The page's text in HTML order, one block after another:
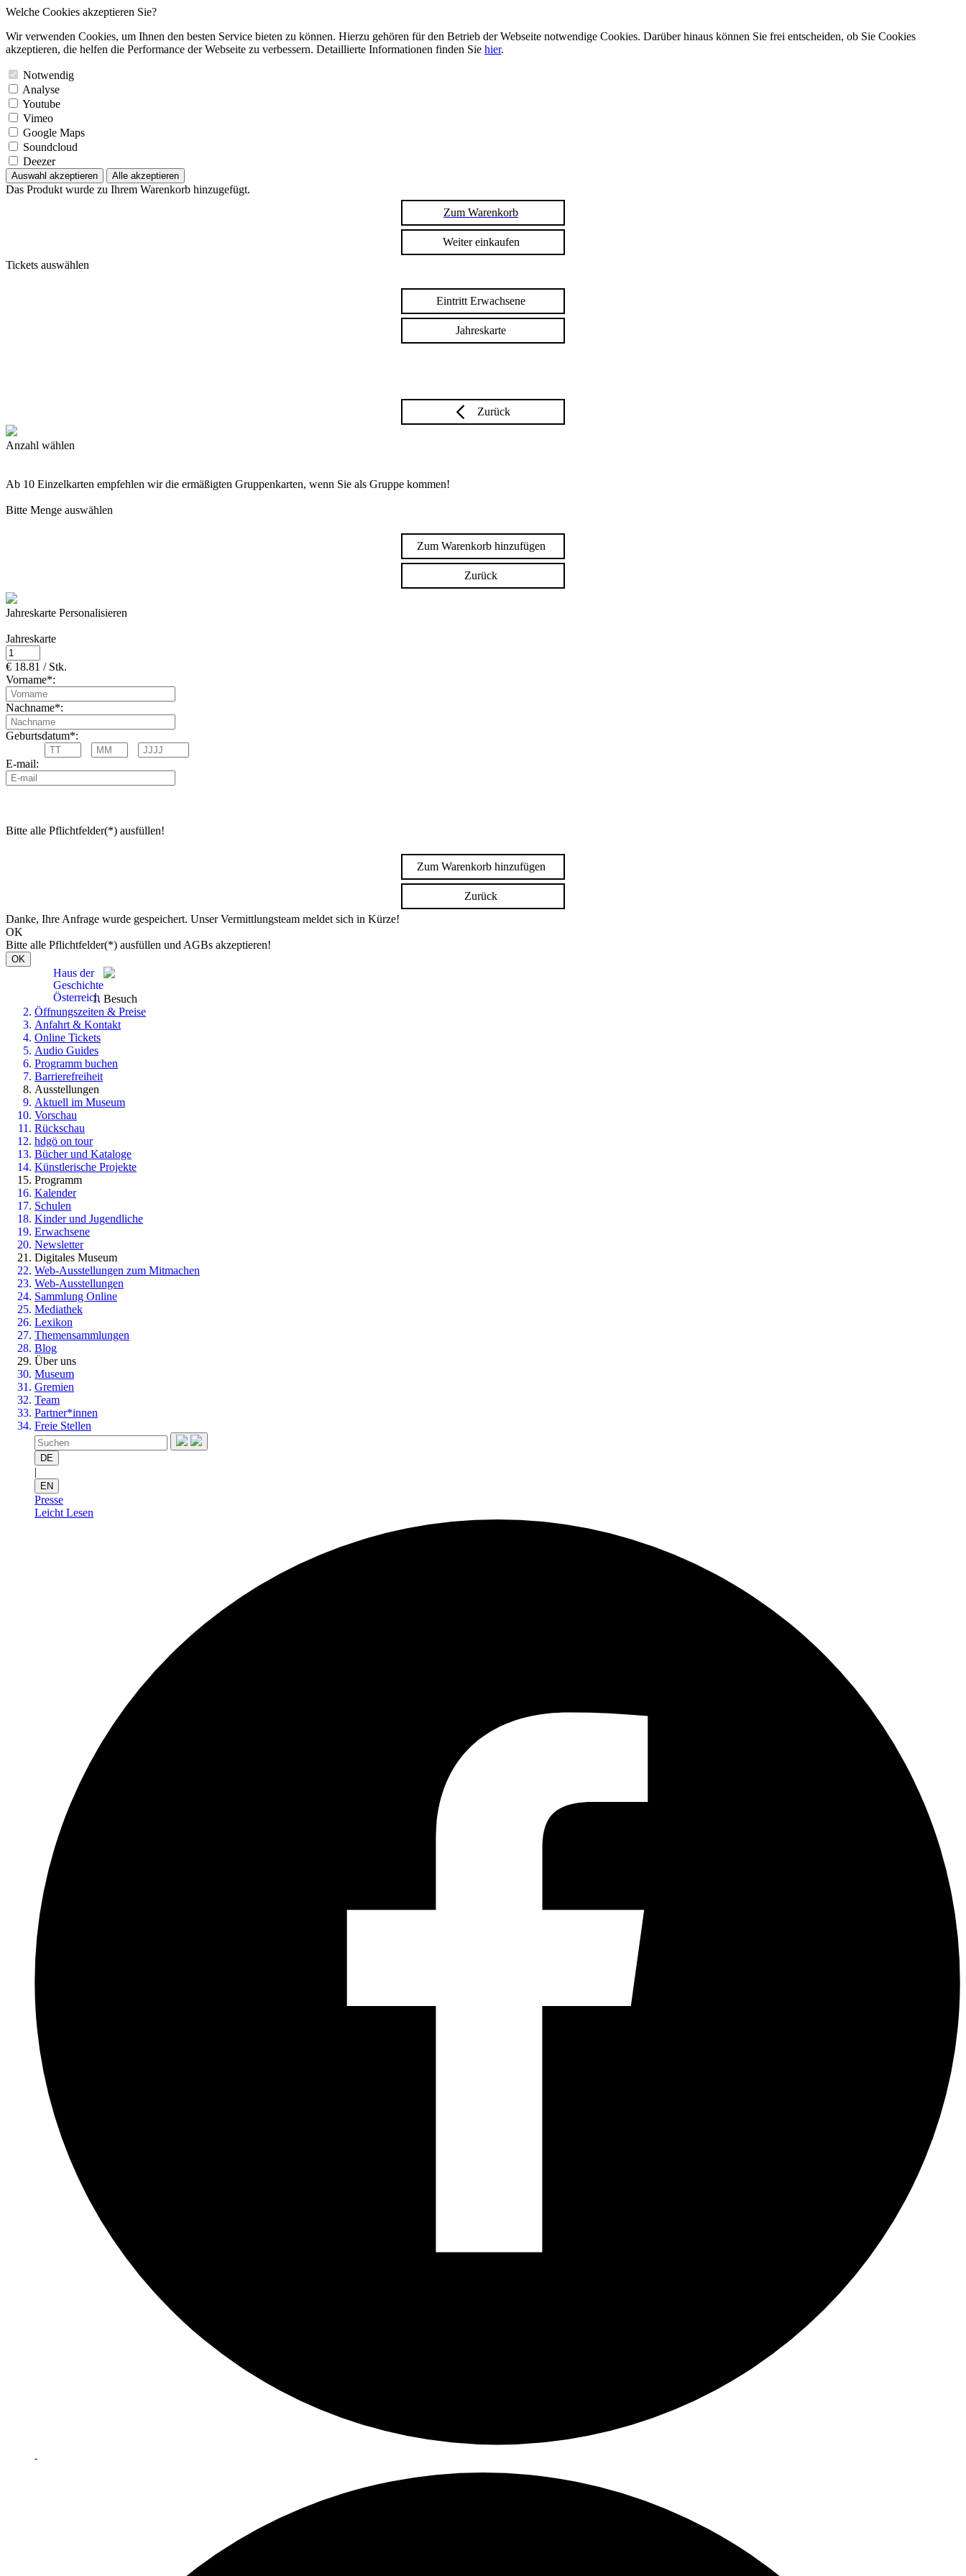
Welche Cookies akzeptieren Sie?
Wir verwenden Cookies, um Ihnen den besten Service bieten zu können. Hierzu gehören für den Betrieb der Webseite notwendige Cookies. Darüber hinaus können Sie frei entscheiden, ob Sie Cookies
akzeptieren, die helfen die Performance der Webseite zu verbessern. Detaillierte Informationen finden Sie hier.
Notwendig
Analyse
Youtube
Vimeo
Google Maps
Soundcloud
Deezer
Auswahl akzeptieren Alle akzeptieren
Das Produkt wurde zu Ihrem Warenkorb hinzugefügt.
Zum Warenkorb
Weiter einkaufen
Tickets auswählen
Eintritt Erwachsene
Jahreskarte
Zurück
Anzahl wählen
Ab 10 Einzelkarten empfehlen wir die ermäßigten Gruppenkarten, wenn Sie als Gruppe kommen!
Bitte Menge auswählen
Zum Warenkorb hinzufügen
Zurück
Jahreskarte Personalisieren
Jahreskarte
€ 18.81 / Stk.
Vorname*:
Nachname*:
Geburtsdatum*:
E-mail:
Bitte alle Pflichtfelder(*) ausfüllen!
Zum Warenkorb hinzufügen
Zurück
Danke, Ihre Anfrage wurde gespeichert. Unser Vermittlungsteam meldet sich in Kürze!
OK
Bitte alle Pflichtfelder(*) ausfüllen und AGBs akzeptieren!
OK
Haus der
Geschichte
Österreich Besuch
Öffnungszeiten & Preise
Anfahrt & Kontakt
Online Tickets
Audio Guides
Programm buchen
Barrierefreiheit
Ausstellungen
Aktuell im Museum
Vorschau
Rückschau
hdgö on tour
Bücher und Kataloge
Künstlerische Projekte
Programm
Kalender
Schulen
Kinder und Jugendliche
Erwachsene
Newsletter
Digitales Museum
Web-Ausstellungen zum Mitmachen
Web-Ausstellungen
Sammlung Online
Mediathek
Lexikon
Themensammlungen
Blog
Über uns
Museum
Gremien
Team
Partner*innen
Freie Stellen
DE
|
EN
Presse
Leicht Lesen